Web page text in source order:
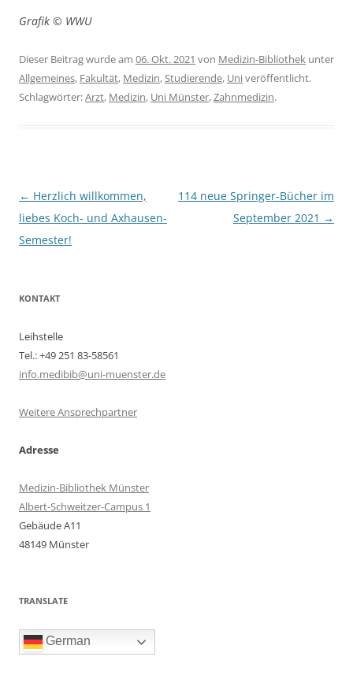
Grafik © WWU
Dieser Beitrag wurde am 06. Okt. 2021 von Medizin-Bibliothek unter
Allgemeines, Fakultät, Medizin,Studierende, Univeröffentlicht.
Schlagwörter:Arzt, Medizin, Uni Münster,Zahnmedizin.
Beitragsnavigation
← Herzlich willkommen,
liebes Koch- und Axhausen-
Semester!
114 neue Springer-Bücher im
September 2021 →
KONTAKT
Leihstelle
Tel.: +49 251 83-58561
info.medibib@uni-muenster.de
Weitere Ansprechpartner
Adresse
Medizin-Bibliothek Münster
Albert-Schweitzer-Campus 1
Gebäude A11
48149 Münster
TRANSLATE
German